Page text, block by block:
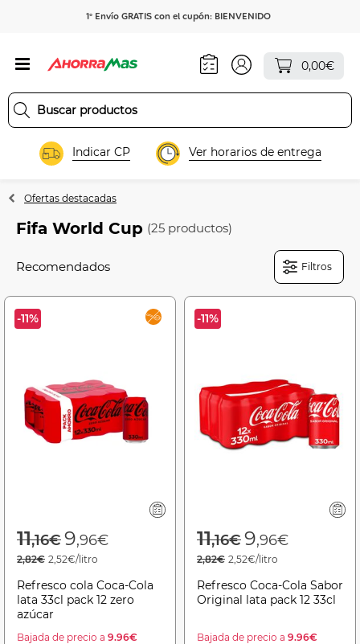
1º Envío GRATIS con el cupón: BIENVENIDO
0,00€
Indicar CP Ver horarios de entrega
Ofertas destacadas
Fifa World Cup (25 productos)
Filtros
-11%
Price reduced from
11,16€to
9,96€
2,82€ 2,52€/litro
Refresco cola Coca-Cola
lata 33cl pack 12 zero
azúcar
Bajada de precio a 9.96€
-11%
Price reduced
11,16€to
9,96€
2,82€ 2,52€/litro
Refresco Coca-Cola Sabor
Original lata pack 12 33cl
Bajada de precio a 9.96€